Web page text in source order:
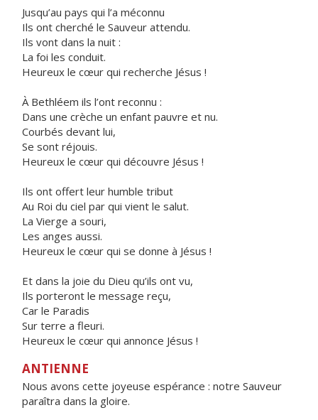
Jusqu’au pays qui l’a méconnu
Ils ont cherché le Sauveur attendu.
Ils vont dans la nuit :
La foi les conduit.
Heureux le cœur qui recherche Jésus !
À Bethléem ils l’ont reconnu :
Dans une crèche un enfant pauvre et nu.
Courbés devant lui,
Se sont réjouis.
Heureux le cœur qui découvre Jésus !
Ils ont offert leur humble tribut
Au Roi du ciel par qui vient le salut.
La Vierge a souri,
Les anges aussi.
Heureux le cœur qui se donne à Jésus !
Et dans la joie du Dieu qu’ils ont vu,
Ils porteront le message reçu,
Car le Paradis
Sur terre a fleuri.
Heureux le cœur qui annonce Jésus !
ANTIENNE
Nous avons cette joyeuse espérance : notre Sauveur
paraîtra dans la gloire.